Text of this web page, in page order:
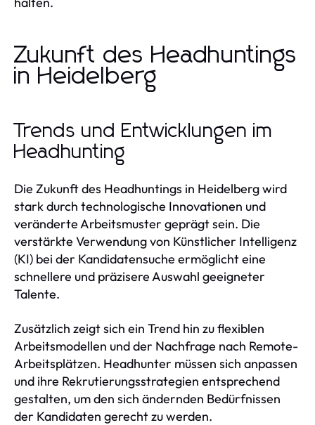
Zukunft des Headhuntings
in Heidelberg
Trends und Entwicklungen im
Headhunting
Die Zukunft des Headhuntings in Heidelberg wird
stark durch technologische Innovationen und
veränderte Arbeitsmuster geprägt sein. Die
verstärkte Verwendung von Künstlicher Intelligenz
(KI) bei der Kandidatensuche ermöglicht eine
schnellere und präzisere Auswahl geeigneter
Talente.
Zusätzlich zeigt sich ein Trend hin zu flexiblen
Arbeitsmodellen und der Nachfrage nach Remote-
Arbeitsplätzen. Headhunter müssen sich anpassen
und ihre Rekrutierungsstrategien entsprechend
gestalten, um den sich ändernden Bedürfnissen
der Kandidaten gerecht zu werden.